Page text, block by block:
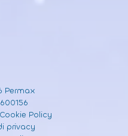
Permax
Cookie Policy
privacy